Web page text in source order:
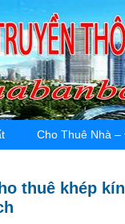
Cho Thuê Nhà –
thuê khép